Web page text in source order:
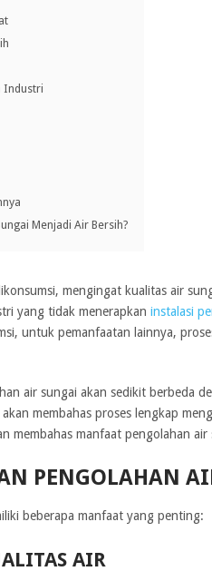
Industri
Menjadi Air Bersih?
mengingat kualitas air
yang tidak menerapkan instalasi
untuk pemanfaatan lainnya,
air sungai akan sedikit berbeda
membahas proses lengkap
membahas manfaat pengolahan
PENGOLAHAN
beberapa manfaat yang penting:
AIR